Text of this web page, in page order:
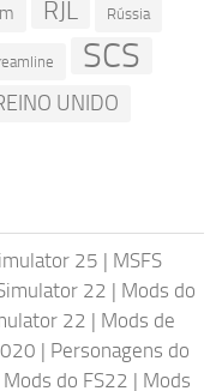
RJL Rússia
SCS
UNIDO
25 | MSFS
22 | Mods do
22 | Mods de
| Personagens do
Mods do FS22 | Mods